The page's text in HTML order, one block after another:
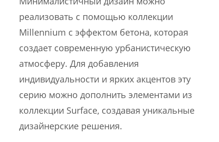
реализовать с помощью коллекции
Millennium с эффектом бетона, которая
создает современную урбанистическую
атмосферу. Для добавления
индивидуальности и ярких акцентов эту
серию можно дополнить элементами из
коллекции Surface, создавая уникальные
дизайнерские решения.